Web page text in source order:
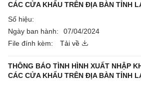
CÁC CỬA KHẨU TRÊN ĐỊA BÀN TỈNH
Số hiệu:
Ngày ban hành:
07/04/2024
File đính kèm:
Tải về
THÔNG BÁO TÌNH HÌNH XUẤT NHẬP
CÁC CỬA KHẨU TRÊN ĐỊA BÀN TỈNH